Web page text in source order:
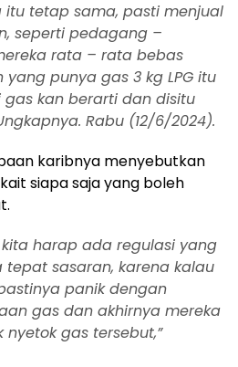
itu tetap sama, pasti menjual
seperti pedagang –
rata – rata bebas
punya gas 3 kg LPG itu
kan berarti dan disitu
Rabu (12/6/2024).
karibnya menyebutkan
siapa saja yang boleh
kita harap ada regulasi yang
sasaran, karena kalau
panik dengan
gas dan akhirnya mereka
gas tersebut,”